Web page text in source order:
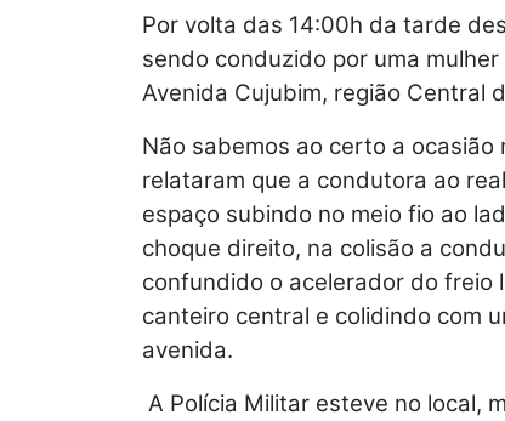
Por volta das 14:00h da tarde
sendo conduzido por uma
Avenida Cujubim, região Central
Não sabemos ao certo a
relataram que a condutora ao
espaço subindo no meio fio ao
choque direito, na colisão a
confundido o acelerador do freio
canteiro central e colidindo com
avenida.
A Polícia Militar esteve no local,